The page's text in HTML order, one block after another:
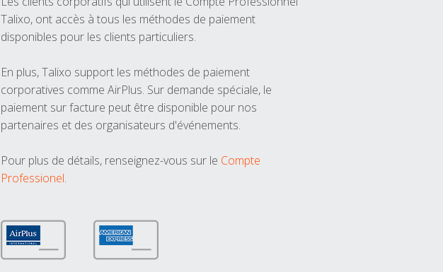
Talixo, ont accès à tous les méthodes de paiement
disponibles pour les clients particuliers.
En plus, Talixo support les méthodes de paiement
corporatives comme AirPlus. Sur demande spéciale, le
paiement sur facture peut être disponible pour nos
partenaires et des organisateurs d'événements.
Pour plus de détails, renseignez-vous sur le Compte
Professionel.